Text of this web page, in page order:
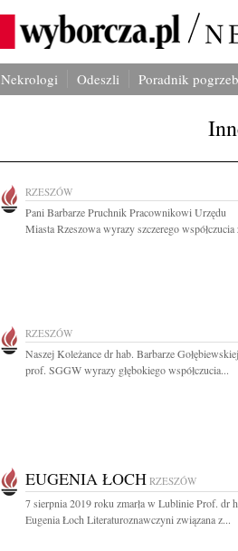
Nekrologi Odeszli Poradnik
RZESZÓW
Pani Barbarze Pruchnik Pracownikowi Urzędu
Miasta Rzeszowa wyrazy szczerego współczucia
RZESZÓW
Naszej Koleżance dr hab. Barbarze Gołębiewskiej,
prof. SGGW wyrazy głębokiego współczucia...
EUGENIA ŁOCH RZESZÓW
7 sierpnia 2019 roku zmarła w Lublinie Prof. dr
Eugenia Łoch Literaturoznawczyni związana z...